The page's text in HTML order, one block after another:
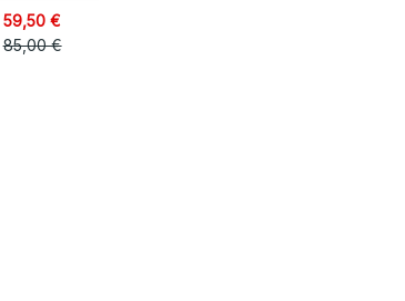
59,50 €
85,00 €